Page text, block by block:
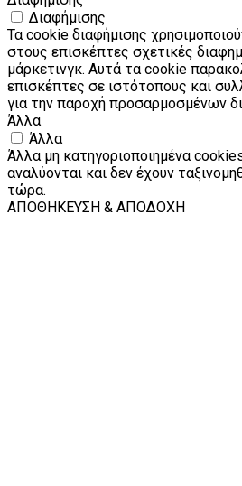
Διαφήμισης
Τα cookie διαφήμισης
στους επισκέπτες σχετικές
μάρκετινγκ. Αυτά τα cookie
επισκέπτες σε ιστότοπους και
για την παροχή προσαρμοσμένων
Άλλα
Άλλα
Άλλα μη κατηγοριοποιημένα
αναλύονται και δεν έχουν
τώρα.
ΑΠΟΘΗΚΕΥΣΗ & ΑΠΟΔΟΧΗ